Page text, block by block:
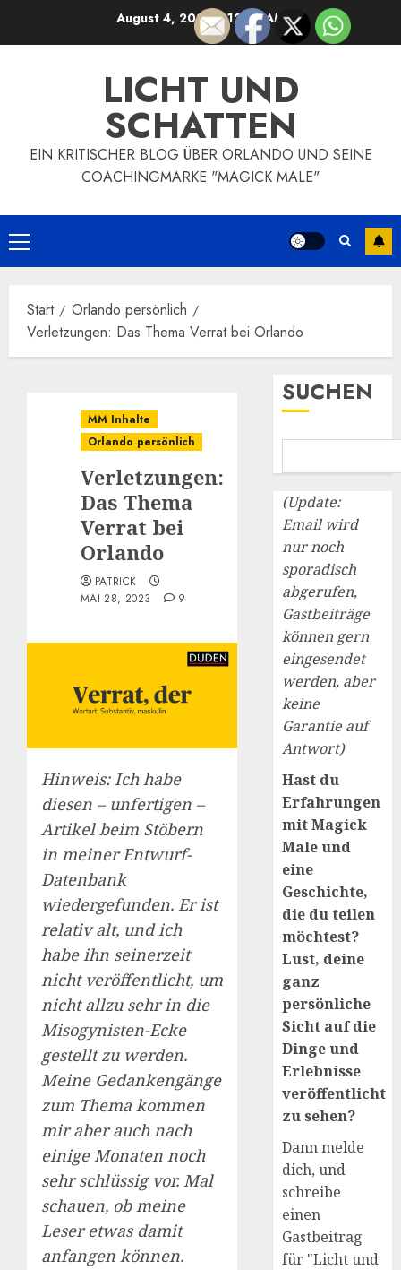
August 4, 20267:12:55 AM
LICHT UND
SCHATTEN
EIN KRITISCHER BLOG ÜBER ORLANDO UND SEINE
COACHINGMARKE "MAGICK MALE"
Primäres
Menü
Start
Orlando persönlich
Verletzungen: Das Thema Verrat bei Orlando
MM Inhalte
Orlando persönlich
Verletzungen:
Das Thema
Verrat bei
Orlando
PATRICK
MAI 28, 2023
9
Hinweis: Ich habe
diesen – unfertigen –
Artikel beim Stöbern
in meiner Entwurf-
Datenbank
wiedergefunden. Er ist
relativ alt, und ich
habe ihn seinerzeit
nicht veröffentlicht, um
nicht allzu sehr in die
Misogynisten-Ecke
gestellt zu werden.
Meine Gedankengänge
zum Thema kommen
mir aber auch nach
einige Monaten noch
sehr schlüssig vor. Mal
schauen, ob meine
Leser etwas damit
anfangen können.
SUCHEN
(Update:
Email wird
nur noch
sporadisch
abgerufen,
Gastbeiträge
können gern
eingesendet
werden, aber
keine
Garantie auf
Antwort)
Hast du
Erfahrungen
mit Magick
Male und
eine
Geschichte,
die du teilen
möchtest?
Lust, deine
ganz
persönliche
Sicht auf die
Dinge und
Erlebnisse
veröffentlicht
zu sehen?
Dann melde
dich, und
schreibe
einen
Gastbeitrag
für "Licht und